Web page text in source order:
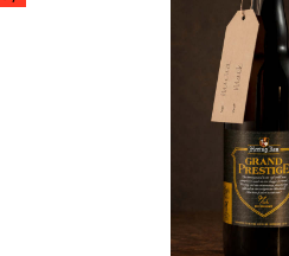
Marianne Weber: ‘Ze is vermist’